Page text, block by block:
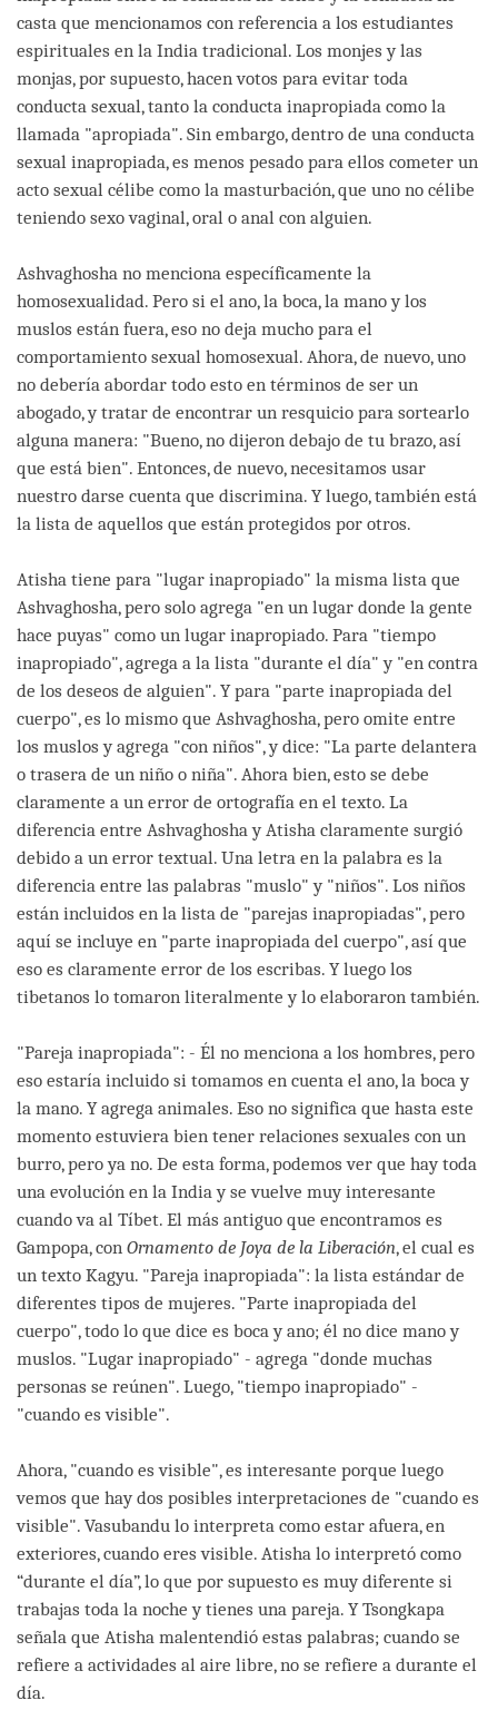
casta que mencionamos con referencia a los estudiantes
espirituales en la India tradicional. Los monjes y las
monjas, por supuesto, hacen votos para evitar toda
conducta sexual, tanto la conducta inapropiada como la
llamada "apropiada". Sin embargo, dentro de una conducta
sexual inapropiada, es menos pesado para ellos cometer un
acto sexual célibe como la masturbación, que uno no célibe
teniendo sexo vaginal, oral o anal con alguien.
Ashvaghosha no menciona específicamente la
homosexualidad. Pero si el ano, la boca, la mano y los
muslos están fuera, eso no deja mucho para el
comportamiento sexual homosexual. Ahora, de nuevo, uno
no debería abordar todo esto en términos de ser un
abogado, y tratar de encontrar un resquicio para sortearlo
alguna manera: "Bueno, no dijeron debajo de tu brazo, así
que está bien". Entonces, de nuevo, necesitamos usar
nuestro darse cuenta que discrimina. Y luego, también está
la lista de aquellos que están protegidos por otros.
Atisha tiene para "lugar inapropiado" la misma lista que
Ashvaghosha, pero solo agrega "en un lugar donde la gente
hace puyas" como un lugar inapropiado. Para "tiempo
inapropiado", agrega a la lista "durante el día" y "en contra
de los deseos de alguien". Y para "parte inapropiada del
cuerpo", es lo mismo que Ashvaghosha, pero omite entre
los muslos y agrega "con niños", y dice: "La parte delantera
o trasera de un niño o niña". Ahora bien, esto se debe
claramente a un error de ortografía en el texto. La
diferencia entre Ashvaghosha y Atisha claramente surgió
debido a un error textual. Una letra en la palabra es la
diferencia entre las palabras "muslo" y "niños". Los niños
están incluidos en la lista de "parejas inapropiadas", pero
aquí se incluye en "parte inapropiada del cuerpo", así que
eso es claramente error de los escribas. Y luego los
tibetanos lo tomaron literalmente y lo elaboraron también.
"Pareja inapropiada": - Él no menciona a los hombres, pero
eso estaría incluido si tomamos en cuenta el ano, la boca y
la mano. Y agrega animales. Eso no significa que hasta este
momento estuviera bien tener relaciones sexuales con un
burro, pero ya no. De esta forma, podemos ver que hay toda
una evolución en la India y se vuelve muy interesante
cuando va al Tíbet. El más antiguo que encontramos es
Gampopa, con Ornamento de Joya de la Liberación, el cual es
un texto Kagyu. "Pareja inapropiada": la lista estándar de
diferentes tipos de mujeres. "Parte inapropiada del
cuerpo", todo lo que dice es boca y ano; él no dice mano y
muslos. "Lugar inapropiado" - agrega "donde muchas
personas se reúnen". Luego, "tiempo inapropiado" -
"cuando es visible".
Ahora, "cuando es visible", es interesante porque luego
vemos que hay dos posibles interpretaciones de "cuando es
visible". Vasubandu lo interpreta como estar afuera, en
exteriores, cuando eres visible. Atisha lo interpretó como
“durante el día”, lo que por supuesto es muy diferente si
trabajas toda la noche y tienes una pareja. Y Tsongkapa
señala que Atisha malentendió estas palabras; cuando se
refiere a actividades al aire libre, no se refiere a durante el
día.